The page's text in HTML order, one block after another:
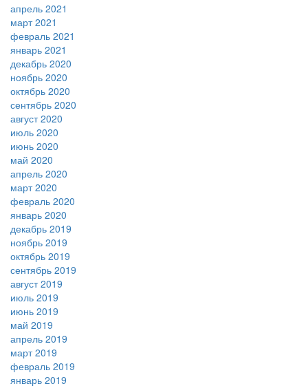
апрель 2021
март 2021
февраль 2021
январь 2021
декабрь 2020
ноябрь 2020
октябрь 2020
сентябрь 2020
август 2020
июль 2020
июнь 2020
май 2020
апрель 2020
март 2020
февраль 2020
январь 2020
декабрь 2019
ноябрь 2019
октябрь 2019
сентябрь 2019
август 2019
июль 2019
июнь 2019
май 2019
апрель 2019
март 2019
февраль 2019
январь 2019